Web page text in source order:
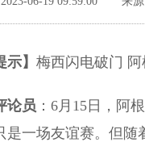
示】 梅西闪电破门
论员 ：6月15日，阿
是一场友谊赛。但